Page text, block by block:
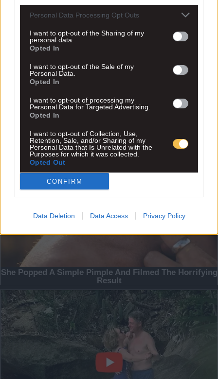
Personal Data Processing Opt Outs
I want to opt-out of the Sharing of my
personal data.
Opted In
I want to opt-out of the Sale of my
Personal Data.
Opted In
I want to opt-out of processing my
Personal Data for Targeted Advertising.
Opted In
I want to opt-out of Collection, Use,
Retention, Sale, and/or Sharing of my
Personal Data that Is Unrelated with the
Purposes for which it was collected.
Opted Out
CONFIRM
Data Deletion Data Access Privacy Policy